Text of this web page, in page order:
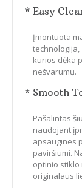
* Easy
Įmontuota
technologija,
kurios dėka
nešvarumų.
* Smooth
Pašalintas
naudojant
apsaugines
paviršiumi.
optinio
originalaus